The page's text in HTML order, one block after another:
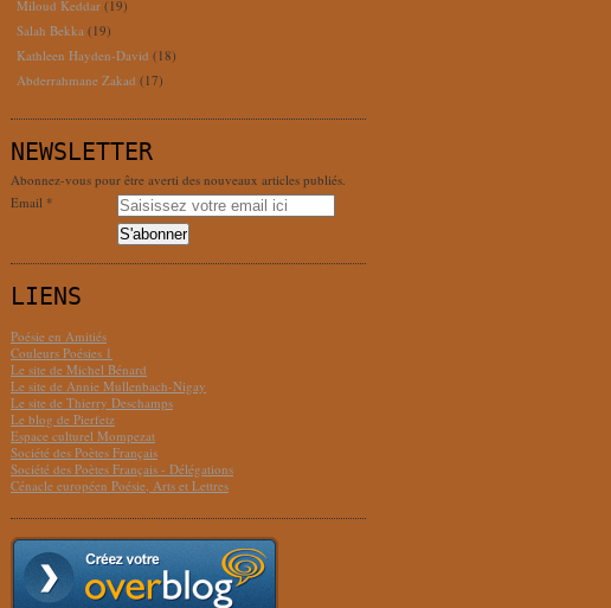
Miloud Keddar (19)
Salah Bekka (19)
Kathleen Hayden-David (18)
Abderrahmane Zakad (17)
NEWSLETTER
Abonnez-vous pour être averti des nouveaux articles publiés.
Email
LIENS
Poésie en Amitiés
Couleurs Poésies 1
Le site de Michel Bénard
Le site de Annie Mullenbach-Nigay
Le site de Thierry Deschamps
Le blog de Pierfetz
Espace culturel Mompezat
Société des Poètes Français
Société des Poètes Français - Délégations
Cénacle européen Poésie, Arts et Lettres